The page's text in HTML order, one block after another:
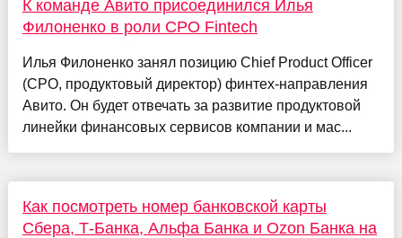
К команде Авито присоединился Илья
Филоненко в роли CPO Fintech
Илья Филоненко занял позицию Chief Product Officer
(CPO, продуктовый директор) финтех-направления
Авито. Он будет отвечать за развитие продуктовой
линейки финансовых сервисов компании и мас...
Как посмотреть номер банковской карты
Сбера, Т-Банка, Альфа Банка и Ozon Банка на